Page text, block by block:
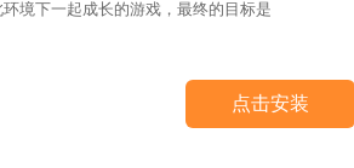
境下一起成长的游戏，最终的目标是
点击安装